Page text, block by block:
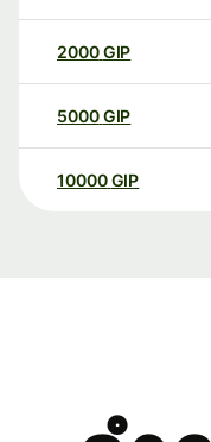
2000GIP
5000GIP
10000 GIP